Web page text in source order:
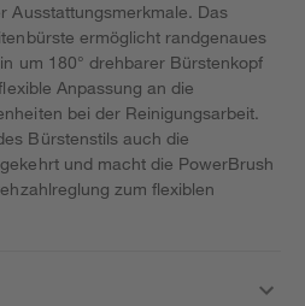
Ausstattungsmerkmale. Das
ermöglicht randgenaues
um 180° drehbarer Bürstenkopf
Anpassung an die
bei der Reinigungsarbeit.
Bürstenstils auch die
und macht die PowerBrush
zum flexiblen